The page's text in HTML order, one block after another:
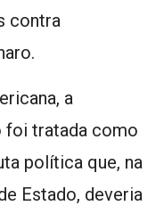
contra
a
foi tratada como
política que, na
Estado, deveria